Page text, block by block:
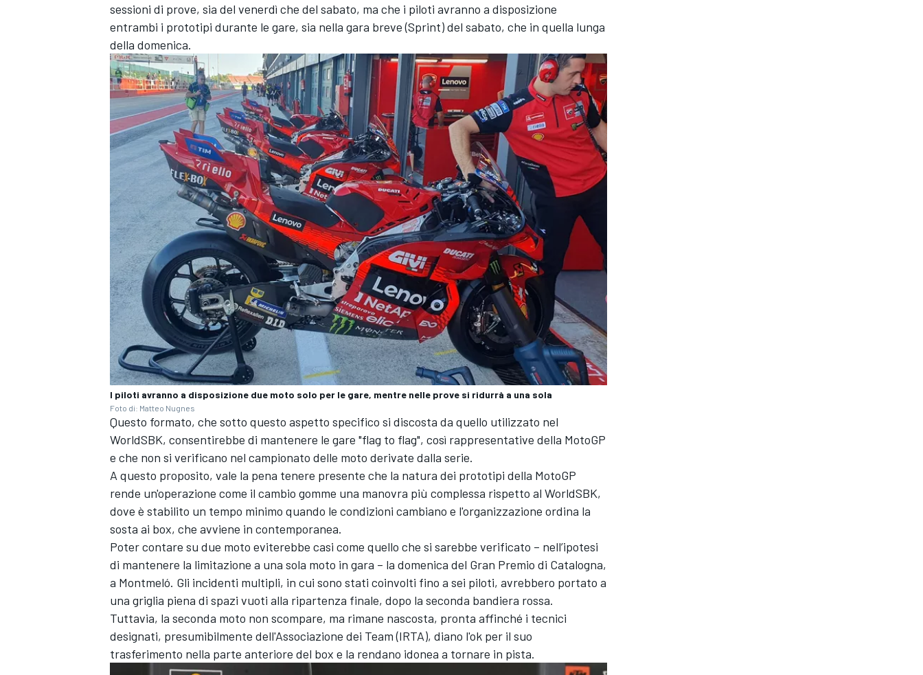
ENDURANCE/GT
MONOMARCA
sessioni di prove, sia del venerdì che del sabato, ma che i piloti avranno a disposizione
entrambi i prototipi durante le gare, sia nella gara breve (Sprint) del sabato, che in quella lunga
della domenica.
I piloti avranno a disposizione due moto solo per le gare, mentre nelle prove si ridurrà a una sola
Foto di: Matteo Nugnes
Questo formato, che sotto questo aspetto specifico si discosta da quello utilizzato nel
WorldSBK, consentirebbe di mantenere le gare "flag to flag", così rappresentative della MotoGP
e che non si verificano nel campionato delle moto derivate dalla serie.
A questo proposito, vale la pena tenere presente che la natura dei prototipi della MotoGP
rende un'operazione come il cambio gomme una manovra più complessa rispetto al WorldSBK,
dove è stabilito un tempo minimo quando le condizioni cambiano e l'organizzazione ordina la
sosta ai box, che avviene in contemporanea.
Poter contare su due moto eviterebbe casi come quello che si sarebbe verificato – nell’ipotesi
di mantenere la limitazione a una sola moto in gara – la domenica del Gran Premio di Catalogna,
a Montmeló. Gli incidenti multipli, in cui sono stati coinvolti fino a sei piloti, avrebbero portato a
una griglia piena di spazi vuoti alla ripartenza finale, dopo la seconda bandiera rossa.
Tuttavia, la seconda moto non scompare, ma rimane nascosta, pronta affinché i tecnici
designati, presumibilmente dell'Associazione dei Team (IRTA), diano l'ok per il suo
trasferimento nella parte anteriore del box e la rendano idonea a tornare in pista.